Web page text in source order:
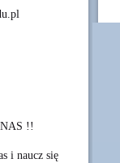
!!
i naucz się